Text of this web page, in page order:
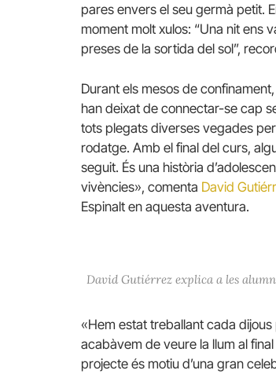
pares envers el seu germà petit.
moment molt xulos: “Una nit ens
preses de la sortida del sol”,
Durant els mesos de
han deixat de connectar-se cap
tots plegats diverses vegades
rodatge. Amb el final del curs,
seguit. És una història
vivències», comenta David
Espinalt en aquesta aventura.
David Gutiérrez explica a les
«Hem estat treballant cada
acabàvem de veure la llum al
projecte és motiu d’una gran